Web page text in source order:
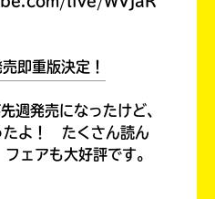
本だなが作れる！
即重版決定！
週発売になったけど、
たよ！ たくさん読ん
ェアも大好評です。